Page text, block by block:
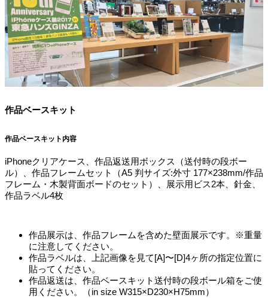
作品ベースキット
作品ベースキット内容
iPhoneクリアケース、作品返送用ボックス（送付時の段ボー
ル）、作品フレームセット（A5 判サイズ:外寸 177×238mm/作品
フレーム・木製背面ボードのセット）、展示用ビス2本、針金、
作品ラベル4枚
作品展示は、作品フレームを含めた壁面展示です。※重量
に注意してください。
作品ラベルは、上記画像を見て[A]〜[D]4ヶ所の指定位置に
貼ってください。
作品返送は、作品ベースキット送付時の段ボール箱をご使
用ください。（in size W315×D230×H75mm）